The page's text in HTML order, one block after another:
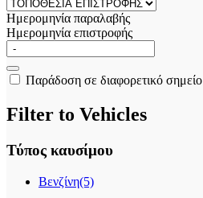
Ημερομηνία παραλαβής
Ημερομηνία επιστροφής
Παράδοση σε διαφορετικό σημείο
Filter to Vehicles
Τύπος καυσίμου
Βενζίνη(5)